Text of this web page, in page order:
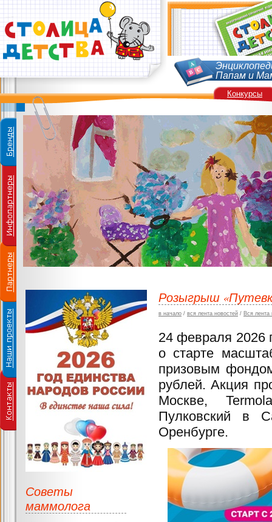
Папам и
Розыгрыш
в начало / вся лента новостей / Вся лента
24 февраля 2026
о старте
призовым
рублей. Акция
Москве,
Пулковский в
Оренбурге.
Советы
маммолога
Конкурсы